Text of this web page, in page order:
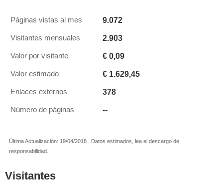
Páginas vistas al mes 9.072
Visitantes mensuales 2.903
Valor por visitante € 0,09
Valor estimado € 1.629,45
Enlaces externos 378
Número de páginas --
Última Actualización: 19/04/2018 . Datos estimados, lea el descargo de
responsabilidad.
Visitantes